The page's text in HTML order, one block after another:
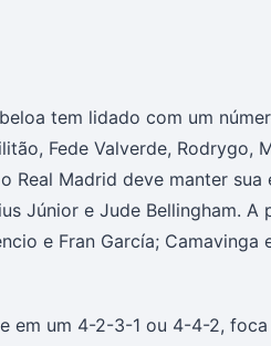
tem lidado com um
Fede Valverde, Rodrygo,
Real Madrid deve manter
Júnior e Jude Bellingham. A
e Fran García; Camavinga
em um 4-2-3-1 ou 4-4-2,